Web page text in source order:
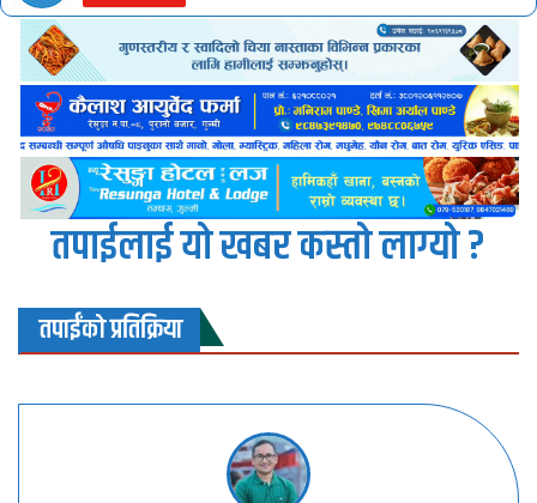
तपाईलाई यो खबर कस्तो लाग्यो ?
तपाईंको प्रतिक्रिया